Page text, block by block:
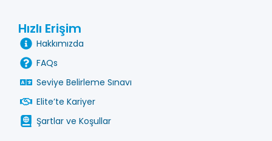
Hızlı Erişim
Hakkımızda
FAQs
Seviye Belirleme Sınavı
Elite’te Kariyer
Şartlar ve Koşullar